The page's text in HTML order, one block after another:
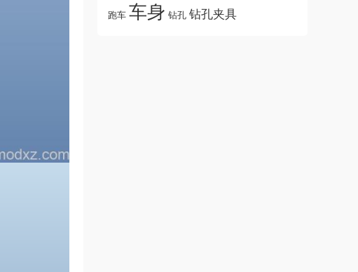
跑车 车身 钻孔 钻孔夹具